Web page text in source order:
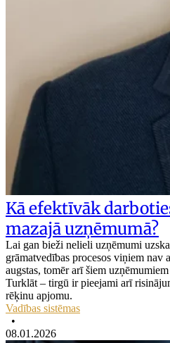
Kā efektīvāk
mazajā uzņēmumā?
Lai gan bieži nelieli uzņēmumi
grāmatvedības procesos viņiem nav
augstas, tomēr arī šiem
Turklāt – tirgū ir pieejami arī
rēķinu apjomu.
Vadības sistēmas
•
08.01.2026